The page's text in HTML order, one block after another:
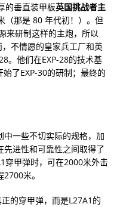
的垂直装甲板英国挑战者主
（那是 80 年代初！）。但
来研制这样的主炮，所以
不情愿的皇家兵工厂和英
。他们在EXP-28的技术基
了EXP-30的研制；最终的
一些不切实际的规格，加
先进性和可靠性之间取得了
穿甲弹时，可在2000米外击
米。
的穿甲弹，而是L27A1的